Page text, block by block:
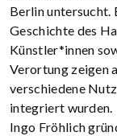
Berlin untersucht.
Geschichte des
Künstler*innen
Verortung zeigen
verschiedene
integriert wurden.
Ingo Fröhlich